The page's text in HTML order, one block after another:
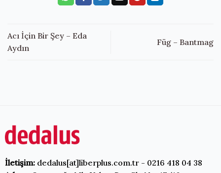
Acı İçin Bir Şey – Eda
Aydın
Füg – Bantmag
İletişim:dedalus[at]liberplus.com.tr - 0216 418 04 38